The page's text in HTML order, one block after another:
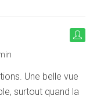
Une belle vue
surtout quand la